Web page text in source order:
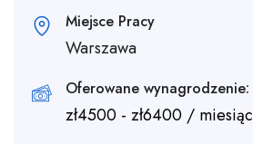
Miejsce Pracy
Warszawa
Oferowane wynagrodzenie:
zł4500 - zł6400 / miesiąc